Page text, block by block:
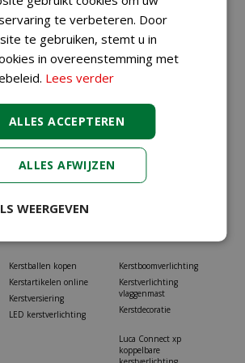
met ons op via023-
Kerstballen kopen
Kerstartikelen online
Kerstversiering
LED kerstverlichting
Kerstboomverlichting
Kerstverlichting
vlaggenmast
Kerstdecoratie
Luca Connect xp
koppelbare
te verbeteren. Door
te gebruiken, stemt u in
in overeenstemming met
Lees verder
ALLES ACCEPTEREN
ALLES AFWIJZEN
WEERGEVEN